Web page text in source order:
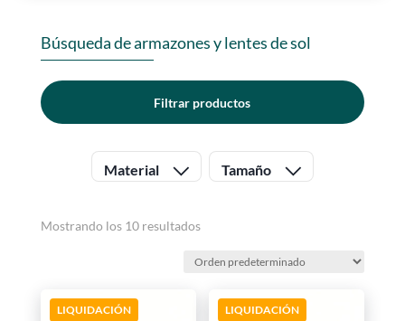
Búsqueda de armazones y lentes de sol
Filtrar productos
Material Tamaño
Mostrando los 10 resultados
LIQUIDACIÓN LIQUIDACIÓN